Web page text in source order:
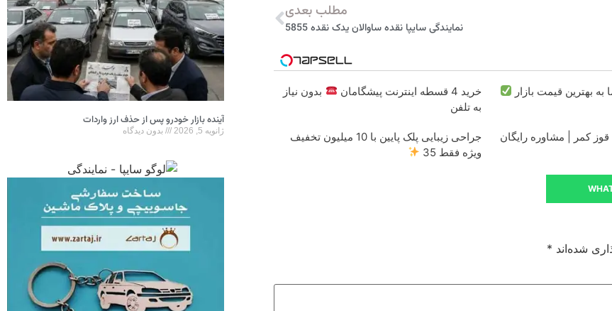
مطلب بعدی
نمایندگی سایپا نقده ساوالان یدک نقده 5855
بهترین قیمت بازار خرید 4 قسطه اینترنت پیشگامان
بدون نیاز
به تلفن
قوز کمر | مشاوره رایگان
جراحی زیبایی پلک پایین با 10 میلیون تخفیف
ویژه فقط 35
شده‌اند *
آینده بازار خودرو پس از حذف ارز واردات
ژانویه 5, 2026 بدون دیدگاه